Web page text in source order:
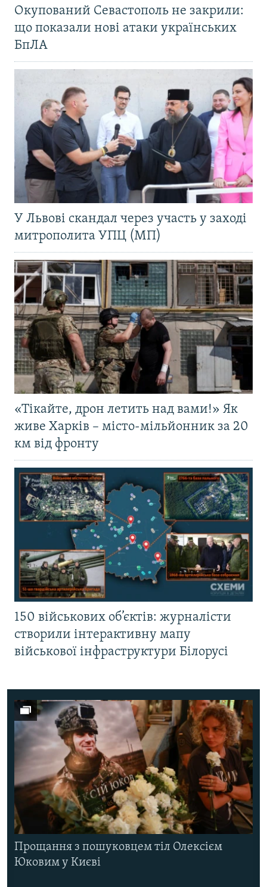
Окупований Севастополь не закрили:
що показали нові атаки українських
БпЛА
У Львові скандал через участь у заході
митрополита УПЦ (МП)
«Тікайте, дрон летить над вами!» Як
живе Харків – місто-мільйонник за 20
км від фронту
150 військових об’єктів: журналісти
створили інтерактивну мапу
військової інфраструктури Білорусі
Прощання з пошуковцем тіл Олексієм
Юковим у Києві